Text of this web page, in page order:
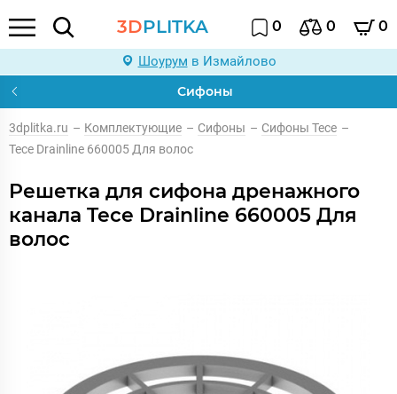
3DPLITKA 0 0 0
Шоурум в Измайлово
Сифоны
3dplitka.ru – Комплектующие – Сифоны – Сифоны Tece –
Tece Drainline 660005 Для волос
Решетка для сифона дренажного
канала Tece Drainline 660005 Для
волос